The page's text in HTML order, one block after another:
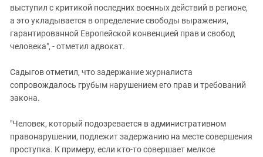
выступил с критикой последних военных действий в регионе,
а это укладывается в определение свободы выражения,
гарантированной Европейской конвенцией прав и свобод
человека", - отметил адвокат.
Садыгов отметил, что задержание журналиста
сопровождалось грубым нарушением его прав и требований
закона.
"Человек, который подозревается в административном
правонарушении, подлежит задержанию на месте совершения
проступка. К примеру, если кто-то совершает мелкое